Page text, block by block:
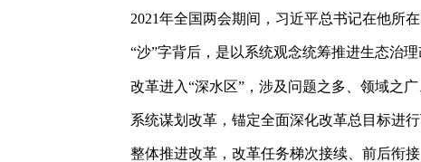
2021年全国两会期间，习近平总书记在他所
“沙”字背后，是以系统观念统筹推进生态治理
改革进入“深水区”，涉及问题之多、领域之
系统谋划改革，锚定全面深化改革总目标进行
整体推进改革，改革任务梯次接续、前后衔接